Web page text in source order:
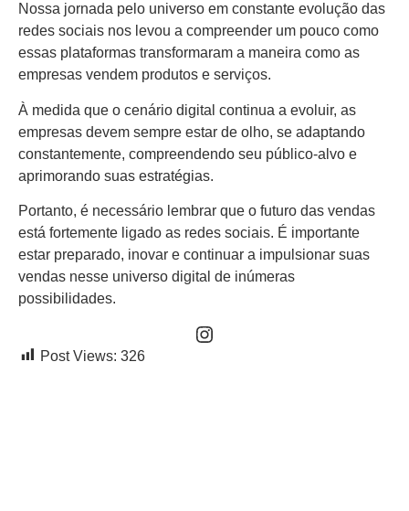
Nossa jornada pelo universo em constante evolução das
redes sociais nos levou a compreender um pouco como
essas plataformas transformaram a maneira como as
empresas vendem produtos e serviços.
À medida que o cenário digital continua a evoluir, as
empresas devem sempre estar de olho, se adaptando
constantemente, compreendendo seu público-alvo e
aprimorando suas estratégias.
Portanto, é necessário lembrar que o futuro das vendas
está fortemente ligado as redes sociais. É importante
estar preparado, inovar e continuar a impulsionar suas
vendas nesse universo digital de inúmeras
possibilidades.
Post Views: 326